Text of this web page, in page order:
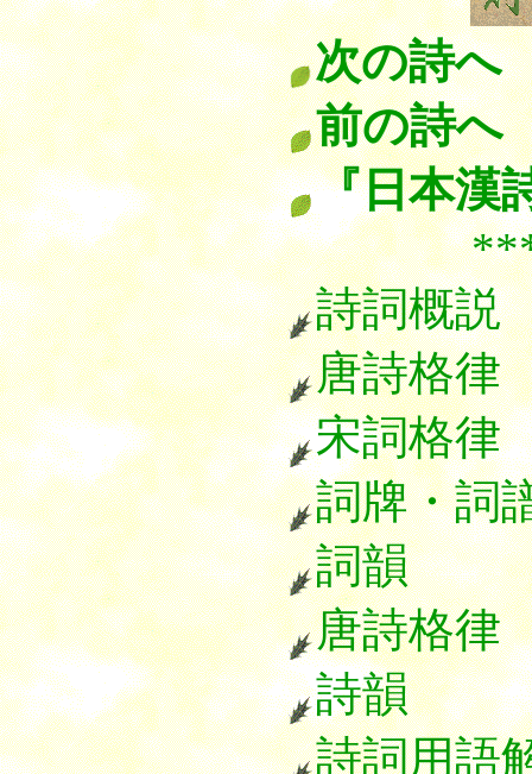
次の詩へ
前の詩へ
『日本漢
詩詞概説
唐詩格
宋詞格律
詞牌・詞
詞韻
唐詩格
詩韻
詩詞用語